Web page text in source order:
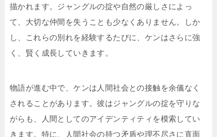
描かれます。ジャングルの掟や自然の厳しさによっ
て、大切な仲間を失うことも少なくありません。しか
し、これらの別れを経験するたびに、ケンはさらに強
く、賢く成長していきます。
物語が進む中で、ケンは人間社会との接触を余儀なく
されることがあります。彼はジャングルの掟を守りな
がらも、人間としてのアイデンティティを模索してい
きます。特に、人間社会の持つ矛盾や理不尽さに直面